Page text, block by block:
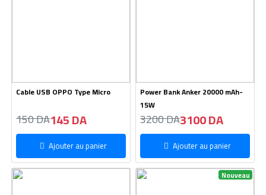
Cable USB OPPO Type Micro
150 DA145 DA
Ajouter au panier
Power Bank Anker 20000 mAh-
15W
3200 DA3100 DA
Ajouter au panier
Nouveau